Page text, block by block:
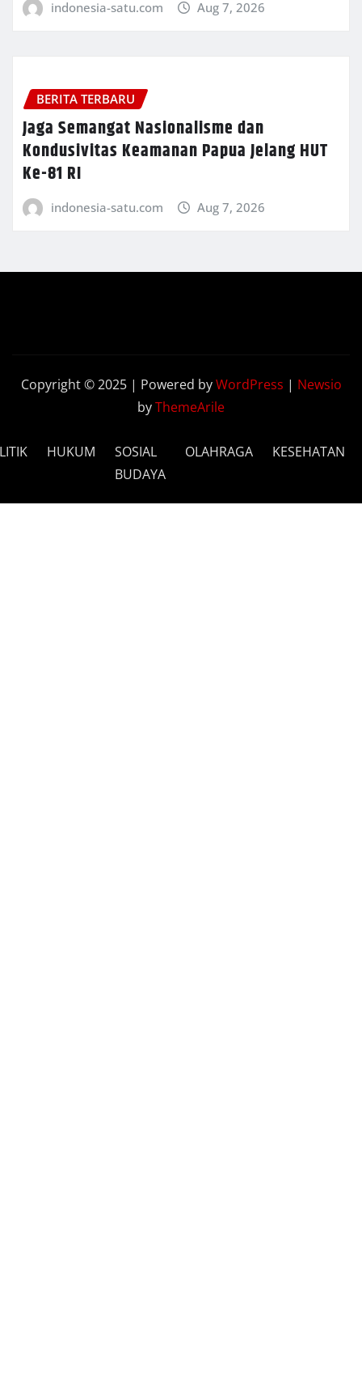
indonesia-satu.com Aug 7, 2026
BERITA TERBARU
Jaga Semangat Nasionalisme dan
Kondusivitas Keamanan Papua Jelang HUT
Ke-81 RI
indonesia-satu.com Aug 7, 2026
Copyright © 2025 | Powered byWordPress | Newsio
byThemeArile
HUKUM
SOSIAL
BUDAYA
OLAHRAGA KESEHATAN